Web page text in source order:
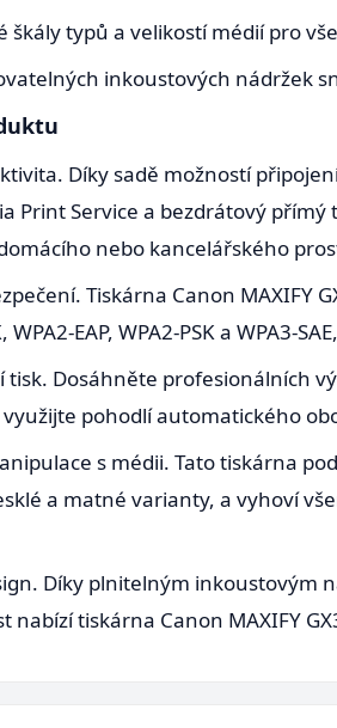
škály typů a velikostí médií pro
inkoustových nádržek
Díky sadě možností
Print Service a bezdrátový
nebo kancelářského
Tiskárna Canon MAXIFY
WPA2-EAP, WPA2-PSK a
tisk. Dosáhněte profesionálních
pohodlí automatického
s médii. Tato tiskárna
a matné varianty, a vyhoví
Díky plnitelným inkoustovým
nabízí tiskárna Canon MAXIFY